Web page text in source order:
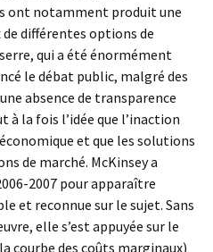
ont notamment produit une
différentes options de
qui a été énormément
le débat public, malgré des
absence de transparence
la fois l’idée que l’inaction
et que les solutions
de marché. McKinsey a
2007 pour apparaître
et reconnue sur le sujet. Sans
elle s’est appuyée sur le
courbe des coûts marginaux)